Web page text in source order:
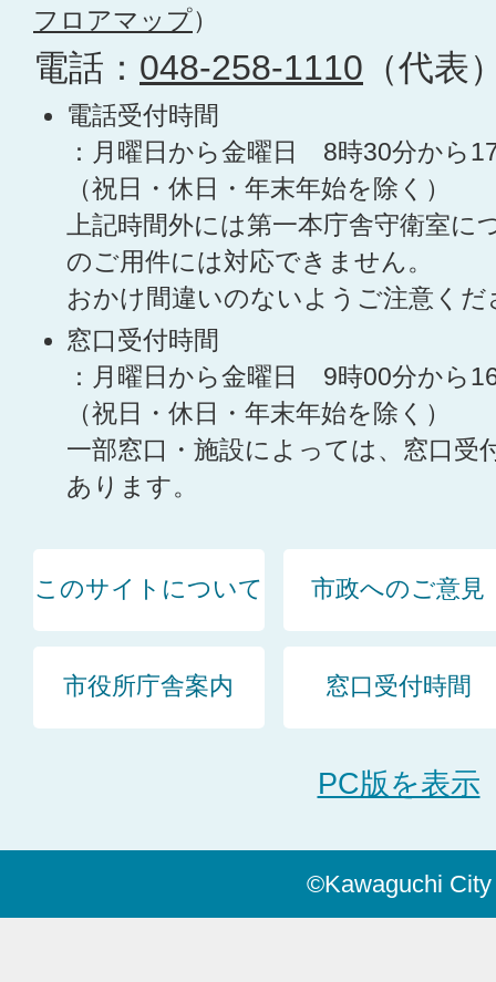
フロアマップ）
電話： 048-258-1110 （代表
電話受付時間
：月曜日から金曜日 8時30分から
（祝日・休日・年末年始を除く）
上記時間外には第一本庁舎守衛室に
のご用件には対応できません。
おかけ間違いのないようご注意くだ
窓口受付時間
：月曜日から金曜日 9時00分から
（祝日・休日・年末年始を除く）
一部窓口・施設によっては、窓口受
あります。
このサイトについて 市政へのご意見
市役所庁舎案内 窓口受付時間
PC版を表示
©Kawaguchi City